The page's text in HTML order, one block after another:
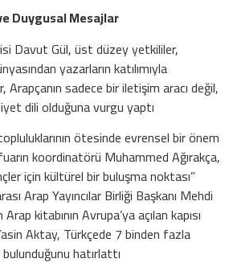
Duygusal Mesajlar
Davut Gül, üst düzey yetkililer,
yazarların katılımıyla
Arapçanın sadece bir iletişim aracı değil,
dili olduğuna vurgu yaptı.
ötesinde evrensel bir önem
koordinatörü Muhammed Ağırakça,
için kültürel bir buluşma noktası”
Arap Yayıncılar Birliği Başkanı Mehdi
kitabının Avrupa’ya açılan kapısı
Aktay, Türkçede 7 binden fazla
hatırlattı.